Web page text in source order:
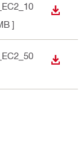
]
下載
下載